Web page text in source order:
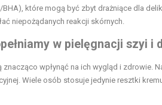
które mogą być zbyt drażniące dla
niepożądanych reakcji skórnych.
w pielęgnacji szyi i
znacząco wpłynąć na ich wygląd i zdrowie.
Wiele osób stosuje jedynie resztki